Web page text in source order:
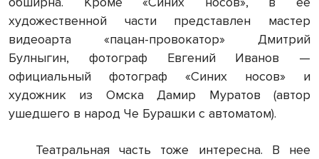
художественной части представлен мастер
видеоарта «пацан-провокатор» Дмитрий
Булныгин, фотограф Евгений Иванов —
официальный фотограф «Синих носов» и
художник из Омска Дамир Муратов (автор
ушедшего в народ Че Бурашки с автоматом).
Театральная часть тоже интересна. В нее